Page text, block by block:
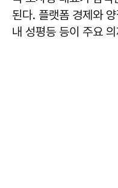
된다. 플랫폼 경제와
내 성평등 등이 주요